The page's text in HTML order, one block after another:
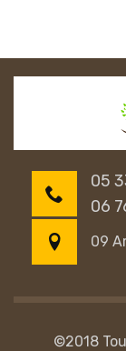
05
06
09
©2018